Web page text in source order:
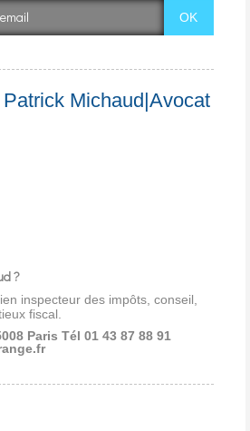
Michaud|Avocat
?
inspecteur des impôts, conseil,
fiscal.
Paris Tél 01 43 87 88 91